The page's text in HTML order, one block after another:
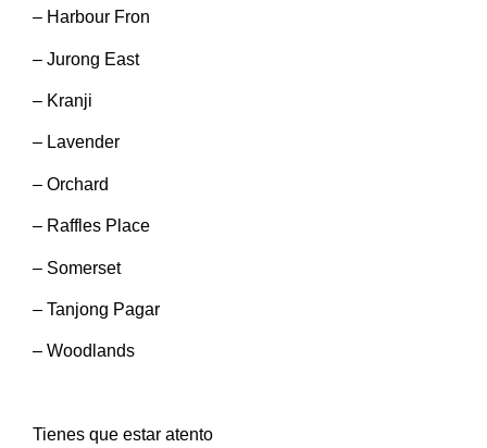
– Harbour Fron
– Jurong East
– Kranji
– Lavender
– Orchard
– Raffles Place
– Somerset
– Tanjong Pagar
– Woodlands
Tienes que estar atento